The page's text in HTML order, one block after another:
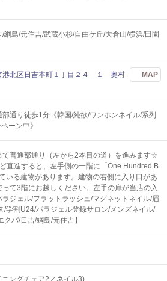
島/元住吉/武蔵小杉/自由ケ丘/大倉山/横浜/田園
港北区日吉本町１丁目２４－１ 奥村
MAP
部通り徒歩1分《韓国/純欲/ワンホンネイル/系列
ーン中》
て普通部通り（左から2本目の道）を進みます☆
直進すると、左手側の一階に「One Hundred B
いる建物があります。建物の右側に入り口があ
って3階にお越しください。左手の扉が当店の入
ジェル/フラットラッシュ/マグネットネイル/眉
/学割U24/パラジェル登録サロン/メンズネイル/
クパ/日吉/綱島/元住吉】
ングチェア2／ネイル3)